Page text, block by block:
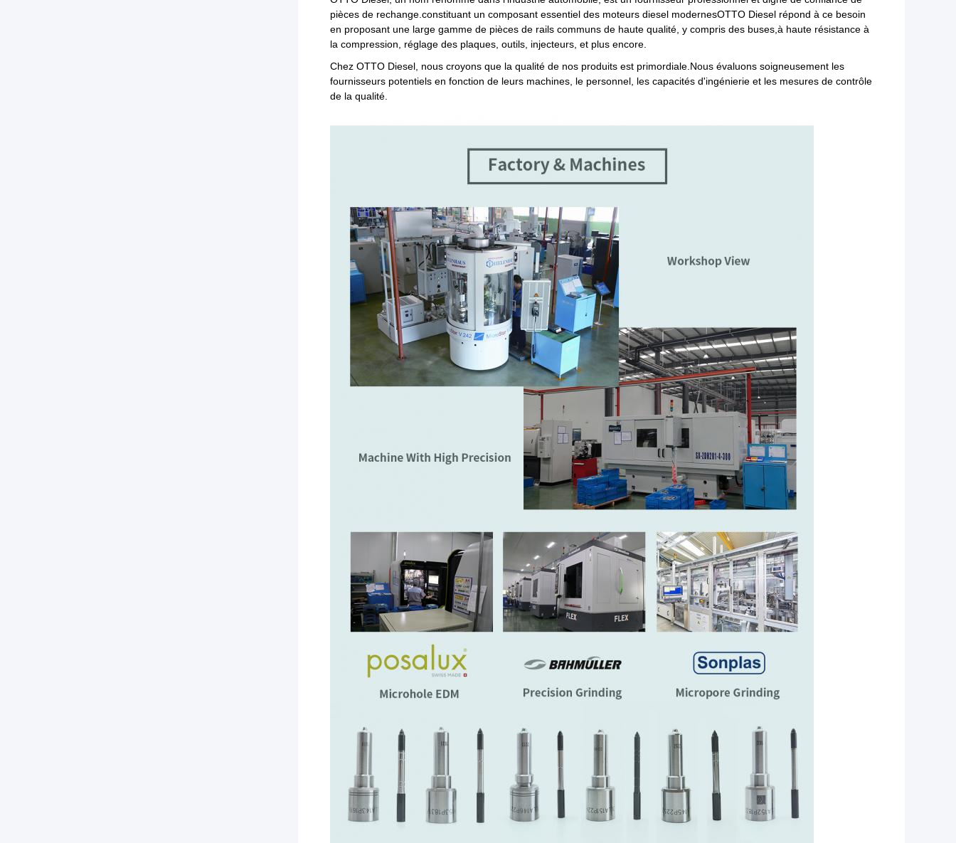
pièces de rechange.constituant un composant essentiel des moteurs diesel modernesOTTO Diesel répond à ce besoin
en proposant une large gamme de pièces de rails communs de haute qualité, y compris des buses,à haute résistance à
la compression, réglage des plaques, outils, injecteurs, et plus encore.
Chez OTTO Diesel, nous croyons que la qualité de nos produits est primordiale.Nous évaluons soigneusement les
fournisseurs potentiels en fonction de leurs machines, le personnel, les capacités d'ingénierie et les mesures de contrôle
de la qualité.